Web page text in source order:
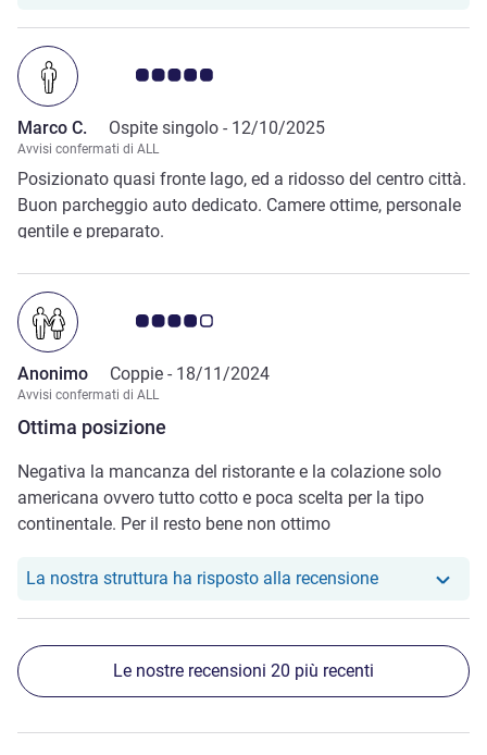
Giudizio clienti 5.0/5
Marco C. Ospite singolo - 12/10/2025
Avvisi confermati di ALL
Posizionato quasi fronte lago, ed a ridosso del centro città.
Buon parcheggio auto dedicato. Camere ottime, personale
gentile e preparato.
Ottima posizione
Giudizio clienti 4.0/5
Anonimo Coppie - 18/11/2024
Avvisi confermati di ALL
Negativa la mancanza del ristorante e la colazione solo
americana ovvero tutto cotto e poca scelta per la tipo
continentale. Per il resto bene non ottimo
La nostra struttura ha risposto alla recensioneIl nostro hotel
Le nostre recensioni 20 più recenti